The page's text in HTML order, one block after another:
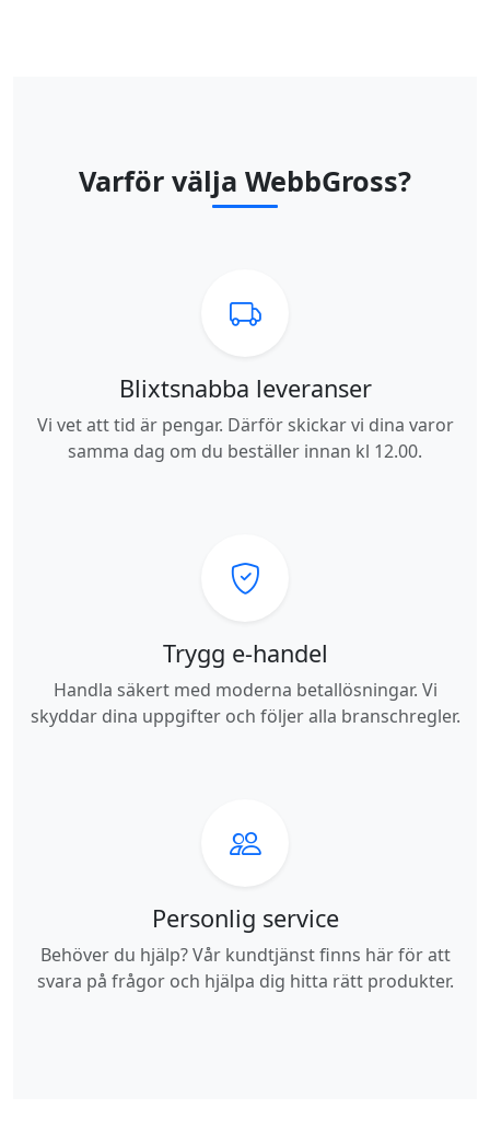
Varför välja WebbGross?
Blixtsnabba leveranser
Vi vet att tid är pengar. Därför skickar vi dina varor
samma dag om du beställer innan kl 12.00.
Trygg e-handel
Handla säkert med moderna betallösningar. Vi
skyddar dina uppgifter och följer alla branschregler.
Personlig service
Behöver du hjälp? Vår kundtjänst finns här för att
svara på frågor och hjälpa dig hitta rätt produkter.